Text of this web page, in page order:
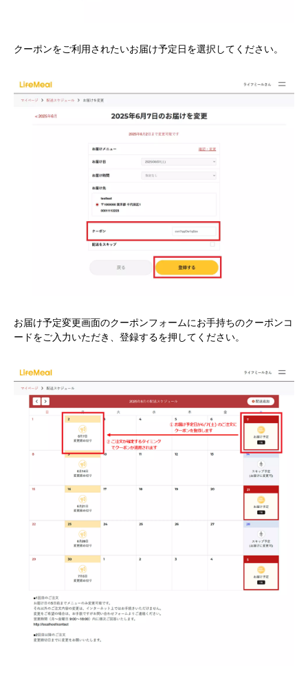
クーポンをご利用されたいお届け予定日を選択してください。
お届け予定変更画面のクーポンフォームにお手持ちのクーポンコ
ードをご入力いただき、登録するを押してください。